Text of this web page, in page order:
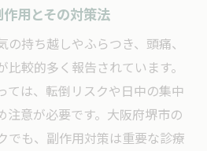
用とその対策法
持ち越しやふらつき、頭痛、
較的多く報告されています。
ては、転倒リスクや日中の集中
注意が必要です。大阪府堺市の
でも、副作用対策は重要な診療